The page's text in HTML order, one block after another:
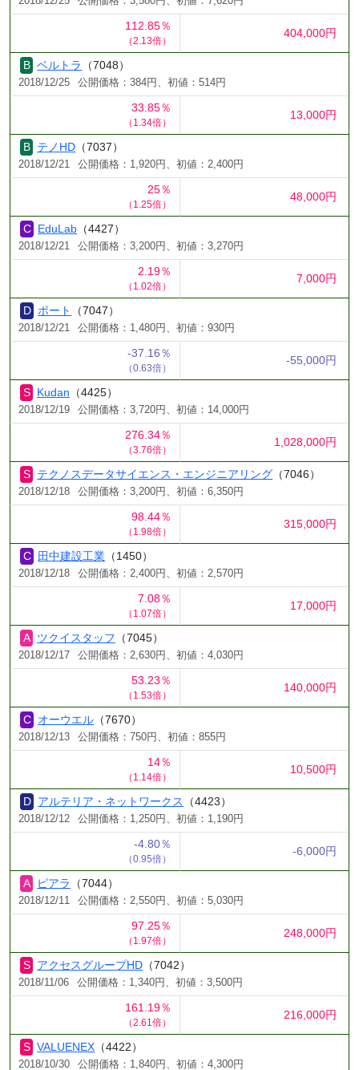
112.85％
（2.13倍）
404,000円
ベルトラ （7048）
2018/12/25 公開価格：384円、初値：514円
33.85％
（1.34倍）
13,000円
テノHD （7037）
2018/12/21 公開価格：1,920円、初値：2,400円
25％
（1.25倍）
48,000円
EduLab （4427）
2018/12/21 公開価格：3,200円、初値：3,270円
2.19％
（1.02倍）
7,000円
ポート （7047）
2018/12/21 公開価格：1,480円、初値：930円
-37.16％
（0.63倍）
-55,000円
Kudan （4425）
2018/12/19 公開価格：3,720円、初値：14,000円
276.34％
（3.76倍）
1,028,000円
テクノスデータサイエンス・エンジニアリング （7046）
2018/12/18 公開価格：3,200円、初値：6,350円
98.44％
（1.98倍）
315,000円
田中建設工業 （1450）
2018/12/18 公開価格：2,400円、初値：2,570円
7.08％
（1.07倍）
17,000円
ツクイスタッフ （7045）
2018/12/17 公開価格：2,630円、初値：4,030円
53.23％
（1.53倍）
140,000円
オーウエル （7670）
2018/12/13 公開価格：750円、初値：855円
14％
（1.14倍）
10,500円
アルテリア・ネットワークス （4423）
2018/12/12 公開価格：1,250円、初値：1,190円
-4.80％
（0.95倍）
-6,000円
ピアラ （7044）
2018/12/11 公開価格：2,550円、初値：5,030円
97.25％
（1.97倍）
248,000円
アクセスグループHD （7042）
2018/11/06 公開価格：1,340円、初値：3,500円
161.19％
（2.61倍）
216,000円
VALUENEX （4422）
2018/10/30 公開価格：1,840円、初値：4,300円